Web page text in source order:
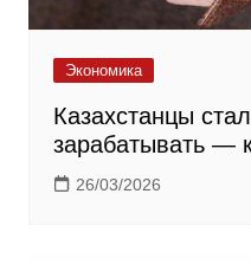
Экономика
Казахстанцы
зарабатывать —
26/03/2026